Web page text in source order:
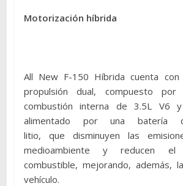
Motorización híbrida
All New F-150 Híbrida cuenta
propulsión dual, compuesto
combustión interna de 3.5L V6
alimentado por una batería
litio, que disminuyen las
medioambiente y reducen el
combustible, mejorando, además,
vehículo.